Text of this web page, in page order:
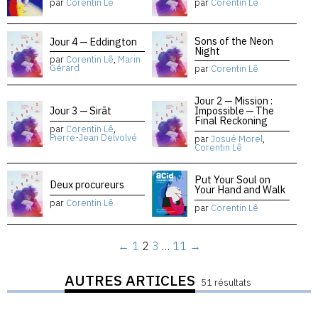
par Corentin Lê par Corentin Lê
Jour 4 — Eddington
par Corentin Lê, Marin
Gérard
Sons of the Neon
Night
par Corentin Lê
Jour 3 — Sirāt
par Corentin Lê,
Pierre-Jean Delvolvé
Jour 2 — Mission :
Impossible — The
Final Reckoning
parJosué Morel,
Corentin Lê
Deux procureurs
par Corentin Lê
Put Your Soul on
Your Hand and Walk
par Corentin Lê
← 1 2 3 … 11 →
AUTRES ARTICLES 51 résultats